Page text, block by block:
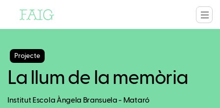
Projecte
La llum de la memòria
Institut Escola Àngela Bransuela - Mataró